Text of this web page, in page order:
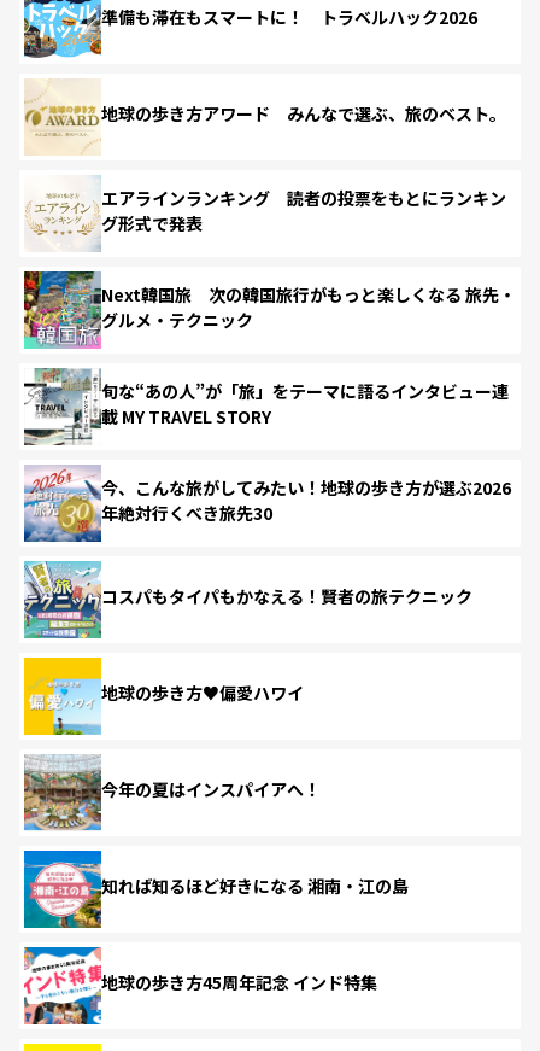
準備も滞在もスマートに！ トラベルハック2026
地球の歩き方アワード みんなで選ぶ、旅のベスト。
エアラインランキング 読者の投票をもとにランキン
グ形式で発表
Next韓国旅 次の韓国旅行がもっと楽しくなる 旅先・
グルメ・テクニック
旬な“あの人”が「旅」をテーマに語るインタビュー連
載 MY TRAVEL STORY
今、こんな旅がしてみたい！地球の歩き方が選ぶ2026
年絶対行くべき旅先30
コスパもタイパもかなえる！賢者の旅テクニック
地球の歩き方♥偏愛ハワイ
今年の夏はインスパイアへ！
知れば知るほど好きになる 湘南・江の島
地球の歩き方45周年記念 インド特集